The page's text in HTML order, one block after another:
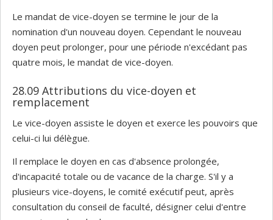
Le mandat de vice-doyen se termine le jour de la
nomination d'un nouveau doyen. Cependant le nouveau
doyen peut prolonger, pour une période n'excédant pas
quatre mois, le mandat de vice-doyen.
28.09 Attributions du vice-doyen et
remplacement
Le vice-doyen assiste le doyen et exerce les pouvoirs que
celui-ci lui délègue.
Il remplace le doyen en cas d'absence prolongée,
d'incapacité totale ou de vacance de la charge. S'il y a
plusieurs vice-doyens, le comité exécutif peut, après
consultation du conseil de faculté, désigner celui d'entre